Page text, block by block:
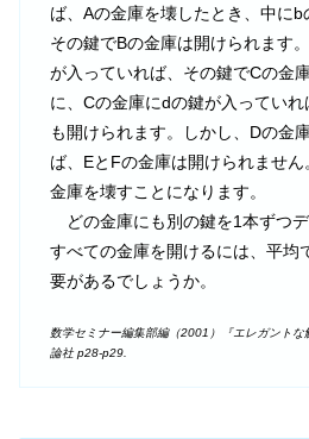
ば、Aの金庫を壊したとき、中にb
その鍵でBの金庫は開けられます
が入っていれば、その鍵でCの金
に、Cの金庫にdの鍵が入ってい
も開けられます。しかし、Dの金
ば、EとFの金庫は開けられませ
金庫を壊すことになります。
どの金庫にも別の鍵を1本ずつデ
すべての金庫を開けるには、平均
要があるでしょうか。
数学セミナー編集部編（2001）『エレガント
論社 p28-p29.